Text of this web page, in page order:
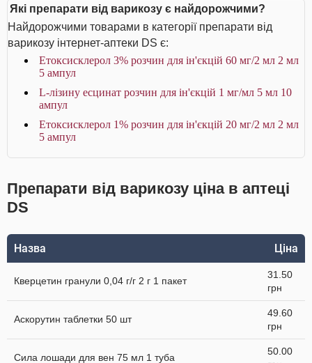
Які препарати від варикозу є найдорожчими?
Найдорожчими товарами в категорії препарати від
варикозу інтернет-аптеки DS є:
Етоксисклерол 3% розчин для ін'єкцій 60 мг/2 мл 2 мл
5 ампул
L-лізину есцинат розчин для ін'єкцій 1 мг/мл 5 мл 10
ампул
Етоксисклерол 1% розчин для ін'єкцій 20 мг/2 мл 2 мл
5 ампул
Препарати від варикозу ціна в аптеці
DS
Назва Ціна
Кверцетин гранули 0,04 г/г 2 г 1 пакет
31.50
грн
Аскорутин таблетки 50 шт
49.60
грн
Сила лошади для вен 75 мл 1 туба
50.00